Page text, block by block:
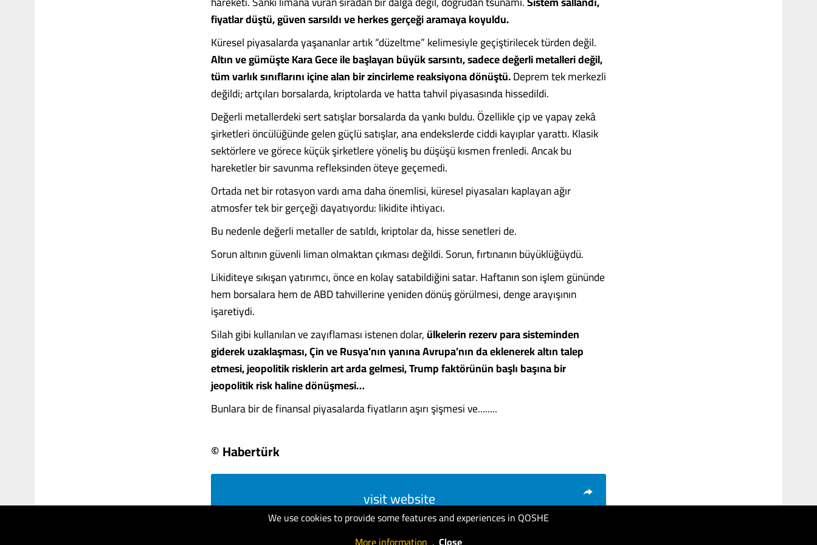
We use cookies to provide some features and experiences in QOSHE
fiyatlar düştü, güven sarsıldı ve herkes gerçeği aramaya koyuldu.
Küresel piyasalarda yaşananlar artık “düzeltme” kelimesiyle geçiştirilecek türden değil.
Altın ve gümüşte Kara Gece ile başlayan büyük sarsıntı, sadece değerli metalleri değil,
tüm varlık sınıflarını içine alan bir zincirleme reaksiyona dönüştü.Deprem tek merkezli
değildi; artçıları borsalarda, kriptolarda ve hatta tahvil piyasasında hissedildi.
Değerli metallerdeki sert satışlar borsalarda da yankı buldu. Özellikle çip ve yapay zekâ
şirketleri öncülüğünde gelen güçlü satışlar, ana endekslerde ciddi kayıplar yarattı. Klasik
sektörlere ve görece küçük şirketlere yöneliş bu düşüşü kısmen frenledi. Ancak bu
hareketler bir savunma refleksinden öteye geçemedi.
Ortada net bir rotasyon vardı ama daha önemlisi, küresel piyasaları kaplayan ağır
atmosfer tek bir gerçeği dayatıyordu: likidite ihtiyacı.
Bu nedenle değerli metaller de satıldı, kriptolar da, hisse senetleri de.
Sorun altının güvenli liman olmaktan çıkması değildi. Sorun, fırtınanın büyüklüğüydü.
Likiditeye sıkışan yatırımcı, önce en kolay satabildiğini satar. Haftanın son işlem gününde
hem borsalara hem de ABD tahvillerine yeniden dönüş görülmesi, denge arayışının
işaretiydi.
Silah gibi kullanılan ve zayıflaması istenen dolar,ülkelerin rezerv para sisteminden
giderek uzaklaşması, Çin ve Rusya’nın yanına Avrupa’nın da eklenerek altın talep
etmesi, jeopolitik risklerin art arda gelmesi, Trump faktörünün başlı başına bir
jeopolitik risk haline dönüşmesi…
Bunlara bir de finansal piyasalarda fiyatların aşırı şişmesi ve........
© Habertürk
visit website